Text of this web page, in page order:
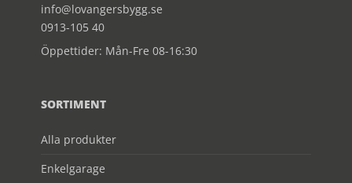
info@lovangersbygg.se
0913-105 40
Öppettider: Mån-Fre 08-16:30
SORTIMENT
Alla produkter
Enkelgarage